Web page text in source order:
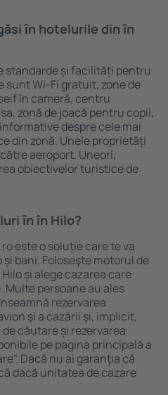
ȋn hotelurile din în
standarde și facilități pentru
sunt Wi-Fi gratuit, zone de
în cameră, centru
zonă de joacă pentru copii,
despre cele mai
din zonă. Unele proprietăți
aeroport. Uneori,
obiectivelor turistice de
ȋn în Hilo?
este o soluție care te va
bani. Foloseşte motorul de
și alege cazarea care
persoane au ales
rezervarea
şi a cazării şi, implicit,
căutare și rezervarea
pe pagina principală a
Dacă nu ai garanţia că
dacă unitatea de cazare